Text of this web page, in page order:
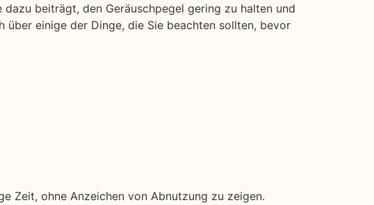
beiträgt, den Geräuschpegel gering zu halten und
einige der Dinge, die Sie beachten sollten, bevor
Zeit, ohne Anzeichen von Abnutzung zu zeigen.